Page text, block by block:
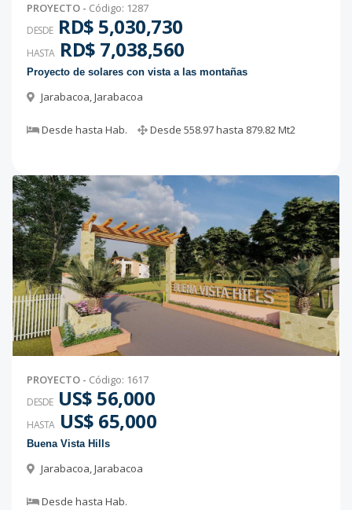
PROYECTO - Código: 1287
DESDE RD$ 5,030,730
HASTA RD$ 7,038,560
Proyecto de solares con vista a las montañas
Jarabacoa,Jarabacoa
Desde hasta Hab. Desde 558.97hasta 879.82Mt2
PROYECTO - Código: 1617
DESDE US$ 56,000
HASTA US$ 65,000
Buena Vista Hills
Jarabacoa,Jarabacoa
Desde hasta Hab.